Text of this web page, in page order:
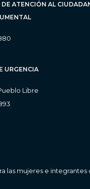
DE ATENCIÓN AL
URGENCIA
Libre
las mujeres e integrantes